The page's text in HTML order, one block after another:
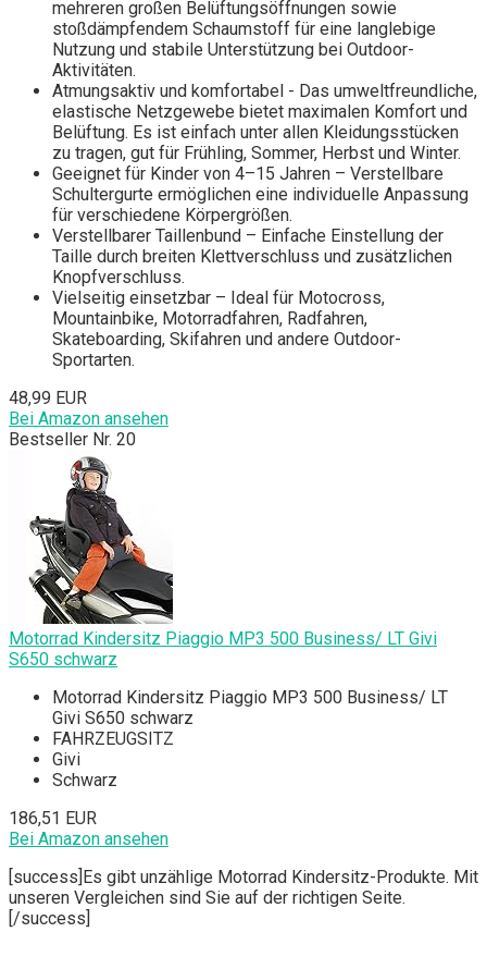
mehreren großen Belüftungsöffnungen sowie
stoßdämpfendem Schaumstoff für eine langlebige
Nutzung und stabile Unterstützung bei Outdoor-
Aktivitäten.
Atmungsaktiv und komfortabel - Das umweltfreundliche,
elastische Netzgewebe bietet maximalen Komfort und
Belüftung. Es ist einfach unter allen Kleidungsstücken
zu tragen, gut für Frühling, Sommer, Herbst und Winter.
Geeignet für Kinder von 4–15 Jahren – Verstellbare
Schultergurte ermöglichen eine individuelle Anpassung
für verschiedene Körpergrößen.
Verstellbarer Taillenbund – Einfache Einstellung der
Taille durch breiten Klettverschluss und zusätzlichen
Knopfverschluss.
Vielseitig einsetzbar – Ideal für Motocross,
Mountainbike, Motorradfahren, Radfahren,
Skateboarding, Skifahren und andere Outdoor-
Sportarten.
48,99 EUR
Bei Amazon ansehen
Bestseller Nr. 20
Motorrad Kindersitz Piaggio MP3 500 Business/ LT Givi
S650 schwarz
Motorrad Kindersitz Piaggio MP3 500 Business/ LT
Givi S650 schwarz
FAHRZEUGSITZ
Givi
Schwarz
186,51 EUR
Bei Amazon ansehen
[success]Es gibt unzählige Motorrad Kindersitz-Produkte. Mit
unseren Vergleichen sind Sie auf der richtigen Seite.
[/success]